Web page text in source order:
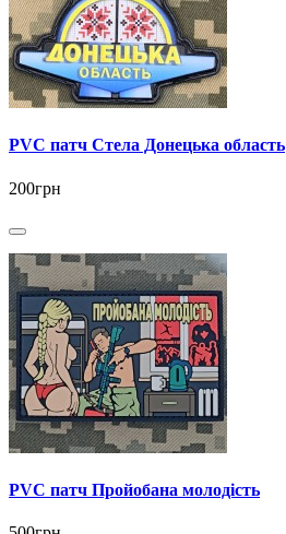
PVC патч Стела Донецька область
200грн
PVC патч Пройобана молодість